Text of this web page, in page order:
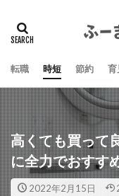
転職 時短 節約 育
高くても買って
に全力でおすす
2022年2月15日